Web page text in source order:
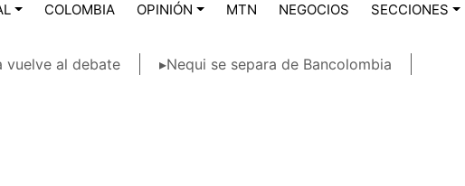
COLOMBIA OPINIÓN MTN NEGOCIOS SECCIONES
vuelve al debate
▸Nequi se separa de Bancolombia